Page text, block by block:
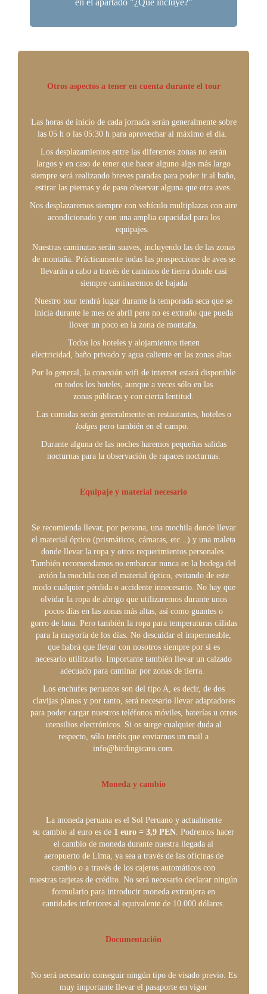
en el apartado "¿Qué incluye?"
Otros aspectos a tener en cuenta durante el tour
Las horas de inicio de cada jornada serán generalmente sobre
las 05 h o las 05:30 h para aprovechar al máximo el día.
Los desplazamientos entre las diferentes zonas no serán
largos y en caso de tener que hacer alguno algo más largo
siempre será realizando breves paradas para poder ir al baño,
estirar las piernas y de paso observar alguna que otra aves.
Nos desplazaremos siempre con vehículo multiplazas con aire
acondicionado y con una amplia capacidad para los
equipajes.
Nuestras caminatas serán suaves, incluyendo las de las zonas
de montaña. Prácticamente todas las prospeccione de aves se
llevarán a cabo a través de caminos de tierra donde casi
siempre caminaremos de bajada
Nuestro tour tendrá lugar durante la temporada seca que se
inicia durante le mes de abril pero no es extraño que pueda
llover un poco en la zona de montaña.
Todos los hoteles y alojamientos tienen
electricidad, baño privado y agua caliente en las zonas altas.
Por lo general, la conexión wifi de internet estará disponible
en todos los hoteles, aunque a veces sólo en las
zonas públicas y con cierta lentitud.
Las comidas serán generalmente en restaurantes, hoteles o
lodges pero también en el campo.
Durante alguna de las noches haremos pequeñas salidas
nocturnas para la observación de rapaces nocturnas.
Equipaje y material necesario
Se recomienda llevar, por persona, una mochila donde llevar
el material óptico (prismáticos, cámaras, etc...) y una maleta
donde llevar la ropa y otros requerimientos personales.
También recomendamos no embarcar nunca en la bodega del
avión la mochila con el material óptico, evitando de este
modo cualquier pérdida o accidente innecesario. No hay que
olvidar la ropa de abrigo que utilizaremos durante unos
pocos días en las zonas más altas, así como guantes o
gorro de lana. Pero también la ropa para temperaturas cálidas
para la mayoría de los días. No descuidar el impermeable,
que habrá que llevar con nosotros siempre por si es
necesario utilitzarlo. Importante también llevar un calzado
adecuado para caminar por zonas de tierra.
Los enchufes peruanos son del tipo A, es decir, de dos
clavijas planas y por tanto, será necesario llevar adaptadores
para poder cargar nuestros teléfonos móviles, baterías u otros
utensilios electrónicos. Si os surge cualquier duda al
respecto, sólo tenéis que enviarnos un mail a
info@birdingicaro.com.
Moneda y cambio
La moneda peruana es el Sol Peruano y actualmente
su cambio al euro es de 1 euro = 3,9 PEN. Podremos hacer
el cambio de moneda durante nuestra llegada al
aeropuerto de Lima, ya sea a través de las oficinas de
cambio o a través de los cajeros automáticos con
nuestras tarjetas de crédito. No será necesario declarar ningún
formulario para introducir moneda extranjera en
cantidades inferiores al equivalente de 10.000 dólares.
Documentación
No será necesario conseguir ningún tipo de visado previo. Es
muy importante llevar el pasaporte en vigor